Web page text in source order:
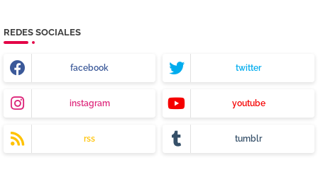
REDES SOCIALES
facebook twitter
instagram youtube
rss tumblr